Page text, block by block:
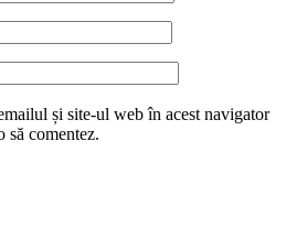
și site-ul web în acest navigator
să comentez.